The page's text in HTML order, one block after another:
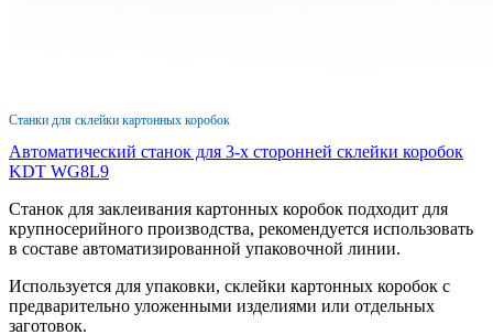
Станки для склейки картонных коробок
Автоматический станок для 3-х сторонней склейки коробок
KDT WG8L9
Станок для заклеивания картонных коробок подходит для
крупносерийного производства, рекомендуется использовать
в составе автоматизированной упаковочной линии.
Используется для упаковки, склейки картонных коробок с
предварительно уложенными изделиями или отдельных
заготовок.